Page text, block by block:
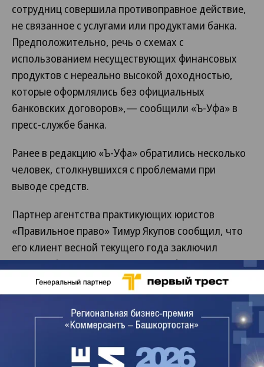
сотрудниц совершила противоправное действие,
не связанное с услугами или продуктами банка.
Предположительно, речь о схемах с
использованием несуществующих финансовых
продуктов с нереально высокой доходностью,
которые оформлялись без официальных
банковских договоров»,— сообщили «Ъ-Уфа» в
пресс-службе банка.
Ранее в редакцию «Ъ-Уфа» обратились несколько
человек, столкнувшихся с проблемами при
выводе средств.
Партнер агентства практикующих юристов
«Правильное право» Тимур Якупов сообщил, что
его клиент весной текущего года заключил
договор банковского вклада «Комфорт» с
ежемесячной выплатой процентов. «Он пришел в
отделение «Уралсиба» на бульваре Славы в Уфе.
Лилия Тахаутдинова, будучи по документам
руководителем группы отдела обслуживания
юридических лиц дополнительного офиса
«Бульвар Славы», приняла у него 8 млн рублей под